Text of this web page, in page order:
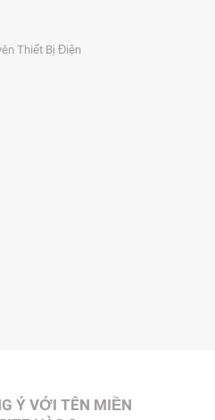
Thiết Bị Điện
Ý VỚI TÊN MIỀN